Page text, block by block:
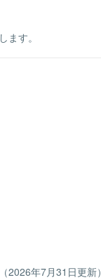
ます。
2026年7月31日更新）